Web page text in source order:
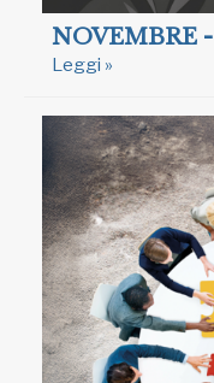
NOVEMBRE
Leggi »